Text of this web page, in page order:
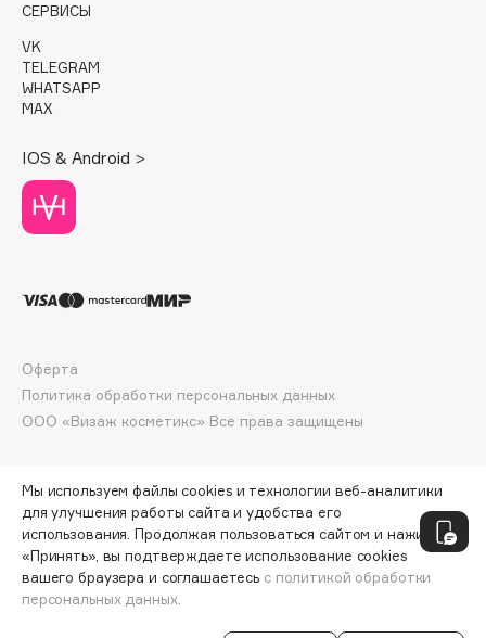
d'Alba
DABO
DARLING*
Darphin
Deonica
Dessange
Dior
Dolce & Gabbana
DP Daily Perfection
Dr. Vranjes Firenze
DSD de Luxe
Dyson
СООБЩИТЬ О ПОСТУПЛЕНИИ
СЕРВИСЫ
VK
TELEGRAM
WHATSAPP
MAX
IOS & Android >
ООО «Визаж косметикс» Все права защищены
Оферта
Политика обработки персональных данных
Мы используем файлы cookies и технологии веб-аналитики
для улучшения работы сайта и удобства его
использования. Продолжая пользоваться сайтом и нажимая
«Принять», вы подтверждаете использование cookies
вашего браузера и соглашаетесь с политикой обработки
персональных данных.